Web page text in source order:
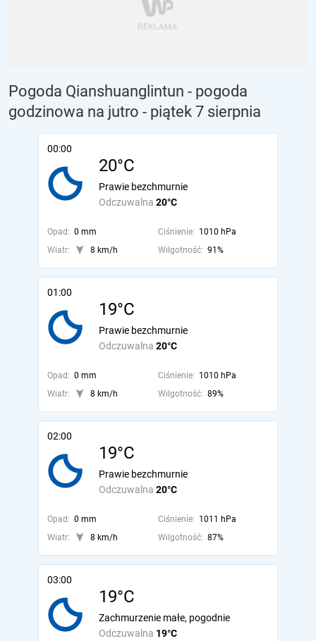
Pogoda Qianshuanglintun - pogoda
godzinowa na jutro - piątek 7 sierpnia
00:00
20°C
Odczuwalna 20°C
Prawie bezchmurnie
Opad: 0 mm Ciśnienie: 1010 hPa
Wiatr:
8 km/h Wilgotność: 91%
01:00
19°C
Odczuwalna 20°C
Prawie bezchmurnie
Opad: 0 mm Ciśnienie: 1010 hPa
Wiatr:
8 km/h Wilgotność: 89%
02:00
19°C
Odczuwalna 20°C
Prawie bezchmurnie
Opad: 0 mm Ciśnienie: 1011 hPa
Wiatr:
8 km/h Wilgotność: 87%
03:00
19°C
Odczuwalna 19°C
Zachmurzenie małe, pogodnie